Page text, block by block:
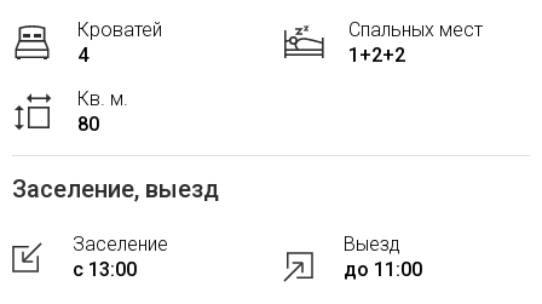
Кроватей
4
Спальных мест
1+2+2
Кв. м.
80
Заселение, выезд
Заселение
с 13:00
Выезд
до 11:00